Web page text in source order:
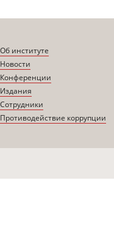
Об институте
Новости
Конференции
Издания
Сотрудники
Противодействие коррупции